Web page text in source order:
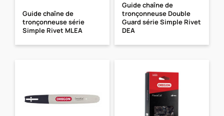
Guide chaîne de
tronçonneuse série
Simple Rivet MLEA
Guide chaîne de
tronçonneuse Double
Guard série Simple Rivet
DEA